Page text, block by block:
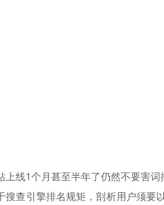
上线1个月甚至半年了仍然不要害
搜查引擎排名规矩，剖析用户须要